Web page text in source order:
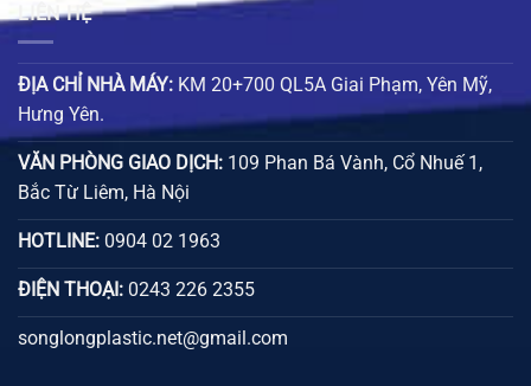
LIÊN HỆ
ĐỊA CHỈ NHÀ MÁY: KM 20+700 QL5A Giai Phạm, Yên Mỹ,
Hưng Yên.
VĂN PHÒNG GIAO DỊCH: 109 Phan Bá Vành, Cổ Nhuế 1,
Bắc Từ Liêm, Hà Nội
HOTLINE: 0904 02 1963
ĐIỆN THOẠI: 0243 226 2355
songlongplastic.net@gmail.com